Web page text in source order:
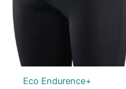
Eco Endurence+